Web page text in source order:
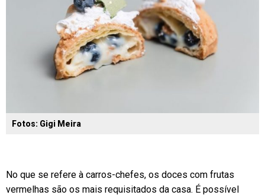
Fotos: Gigi Meira
No que se refere à carros-chefes, os doces com frutas
vermelhas são os mais requisitados da casa. É possível